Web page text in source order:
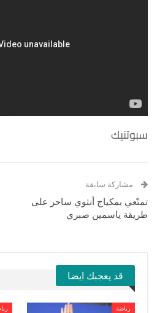
سبوتنيك
مشاركة سابقة
تمتّعي بمكياج أنثوي ساحر على
طريقة ياسمين صبري
قد يعجبك ايضا
رياضة